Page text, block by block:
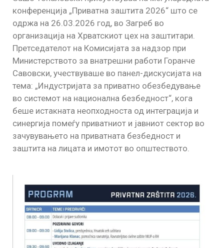
конференција „Приватна заштита 2026“ што се
одржа на 26.03.2026 год, во Загреб во
организација на Хрватскиот цех на заштитари.
Претседателот на Комисијата за надзор при
Министерството за внатрешни работи Горанче
Савовски, учествуваше во панел-дискусијата на
тема: „Индустријата за приватно обезбедување
во системот на национална безбедност“, кога
беше истакната неопходноста од интеграција и
синергија помеѓу приватниот и јавниот сектор во
зачувувањето на приватната безбедност и
заштита на лицата и имотот во општеството.